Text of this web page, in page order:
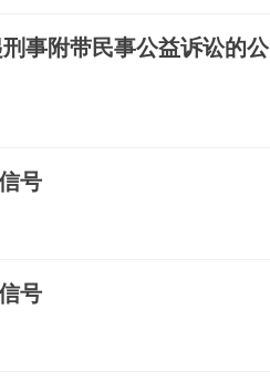
事附带民事公益诉讼的公
号
号